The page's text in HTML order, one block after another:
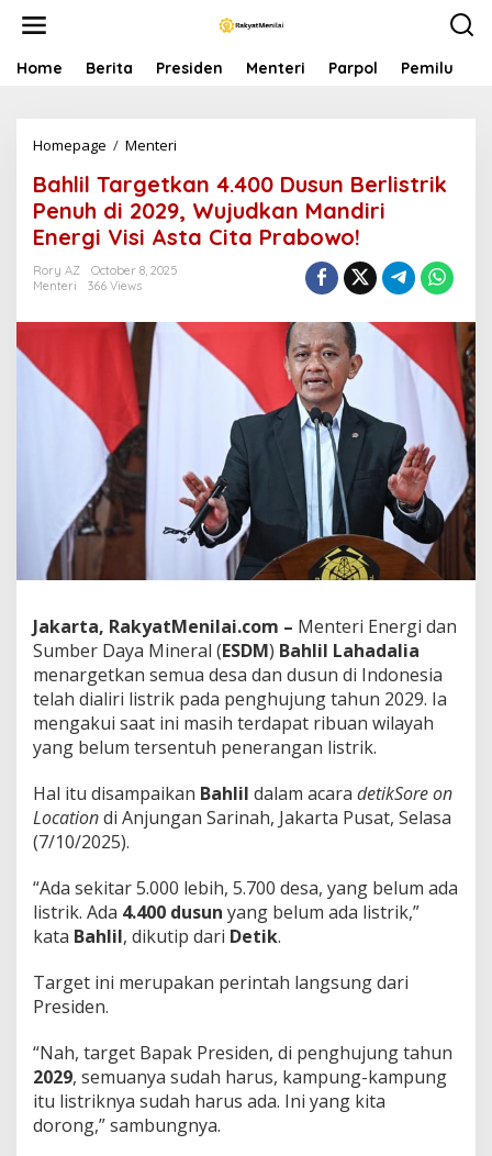
Home Berita Presiden Menteri Parpol Pemilu
Homepage / Menteri
h
l
g
4
0
D
s
n
B
e
r
i
t
i
k
n
u
h
d
2
0
,
W
u
j
u
Bahlil Targetkan 4.400 Dusun Berlistrik
Penuh di 2029, Wujudkan Mandiri
Energi Visi Asta Cita Prabowo!
Rory AZ
October 8, 2025
Menteri
366 Views
Jakarta, RakyatMenilai.com – Menteri Energi dan
Sumber Daya Mineral (ESDM) Bahlil Lahadalia
menargetkan semua desa dan dusun di Indonesia
telah dialiri listrik pada penghujung tahun 2029. Ia
mengakui saat ini masih terdapat ribuan wilayah
yang belum tersentuh penerangan listrik.
​Hal itu disampaikan Bahlil dalam acara detikSore on
Locationdi Anjungan Sarinah, Jakarta Pusat, Selasa
(7/10/2025).
​“Ada sekitar 5.000 lebih, 5.700 desa, yang belum ada
listrik. Ada 4.400 dusun yang belum ada listrik,”
kata Bahlil, dikutip dari Detik.
​Target ini merupakan perintah langsung dari
Presiden.
​“Nah, target Bapak Presiden, di penghujung tahun
2029, semuanya sudah harus, kampung-kampung
itu listriknya sudah harus ada. Ini yang kita
dorong,” sambungnya.